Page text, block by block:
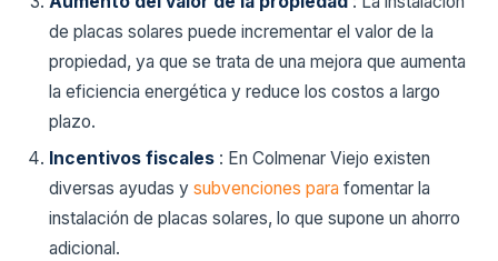
de placas solares puede incrementar el valor de la
propiedad, ya que se trata de una mejora que aumenta
la eficiencia energética y reduce los costos a largo
plazo.
Incentivos fiscales : En Colmenar Viejo existen
diversas ayudas y subvenciones para fomentar la
instalación de placas solares, lo que supone un ahorro
adicional.